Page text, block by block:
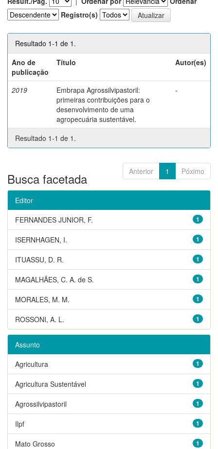
Registro(s)
Resultado 1-1 de 1.
Ano de
publicação
Título Autor(es)
2019
Embrapa Agrossilvipastoril:
primeiras contribuições para o
desenvolvimento de uma
agropecuária sustentável.
-
Resultado 1-1 de 1.
Anterior 1 Póximo
Busca facetada
Editor
1
FERNANDES JUNIOR, F.
1
ISERNHAGEN, I.
1
ITUASSU, D. R.
1
MAGALHÃES, C. A. de S.
1
MORALES, M. M.
1
ROSSONI, A. L.
Assunto
1
Agricultura
1
Agricultura Sustentável
1
Agrossilvipastoril
1
Ilpf
1
Mato Grosso